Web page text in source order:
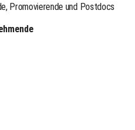
Promovierende und Postdocs